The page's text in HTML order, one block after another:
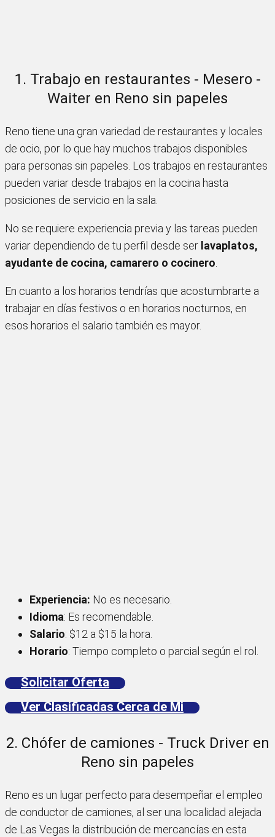
1. Trabajo en restaurantes - Mesero -
Waiter en Reno sin papeles
Reno tiene una gran variedad de restaurantes y locales
de ocio, por lo que hay muchos trabajos disponibles
para personas sin papeles. Los trabajos en restaurantes
pueden variar desde trabajos en la cocina hasta
posiciones de servicio en la sala.
No se requiere experiencia previa y las tareas pueden
variar dependiendo de tu perfil desde ser lavaplatos,
ayudante de cocina, camarero o cocinero.
En cuanto a los horarios tendrías que acostumbrarte a
trabajar en días festivos o en horarios nocturnos, en
esos horarios el salario también es mayor.
Experiencia: No es necesario.
Idioma: Es recomendable.
Salario: $12 a $15 la hora.
Horario: Tiempo completo o parcial según el rol.
Solicitar Oferta
Ver Clasificadas Cerca de Mi
2. Chófer de camiones - Truck Driver en
Reno sin papeles
Reno es un lugar perfecto para desempeñar el empleo
de conductor de camiones, al ser una localidad alejada
de Las Vegas la distribución de mercancías en esta